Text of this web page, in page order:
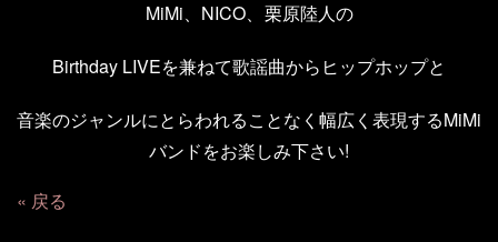
MiMi、 NICO、 栗原陸人の
Birthday LIVEを兼ねて歌謡曲からヒップホップと
音楽のジャンルにとらわれることなく幅広く表現するMiMi
バンドをお楽しみ下さい!
戻る